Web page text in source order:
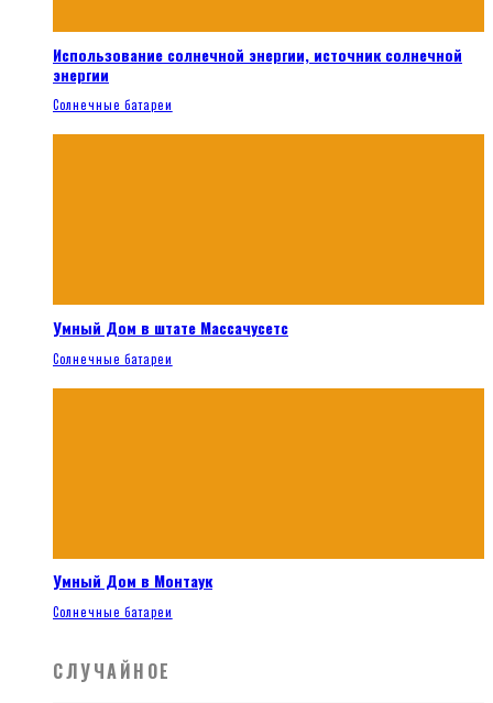
Использование солнечной энергии, источник солнечной
энергии
Солнечные батареи
Умный Дом в штате Массачусетс
Солнечные батареи
Умный Дом в Монтаук
Солнечные батареи
СЛУЧАЙНОЕ